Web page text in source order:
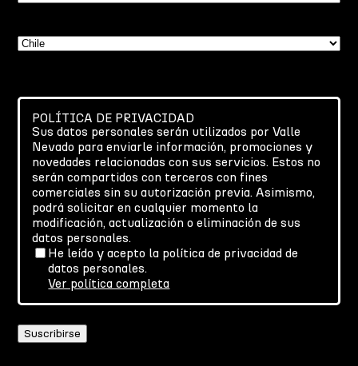
País(Required)
POLÍTICA DE PRIVACIDAD
Sus datos personales serán utilizados por Valle
Nevado para enviarle información, promociones y
novedades relacionadas con sus servicios. Estos no
serán compartidos con terceros con fines
comerciales sin su autorización previa. Asimismo,
podrá solicitar en cualquier momento la
modificación, actualización o eliminación de sus
datos personales.
He leído y acepto la política de privacidad de
datos personales.
Ver política completa